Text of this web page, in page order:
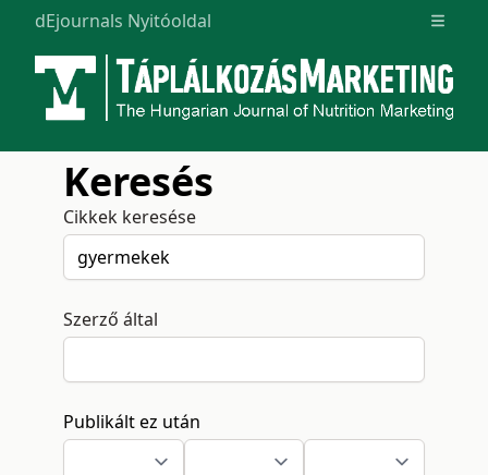
dEjournals Nyitóoldal Open
Keresés
Cikkek keresése
Szerző által
Publikált ez után